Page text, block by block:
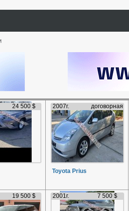
24 500 $ 2007г. договорная
Toyota Prius
19 500 $ 2001г. 7 500 $